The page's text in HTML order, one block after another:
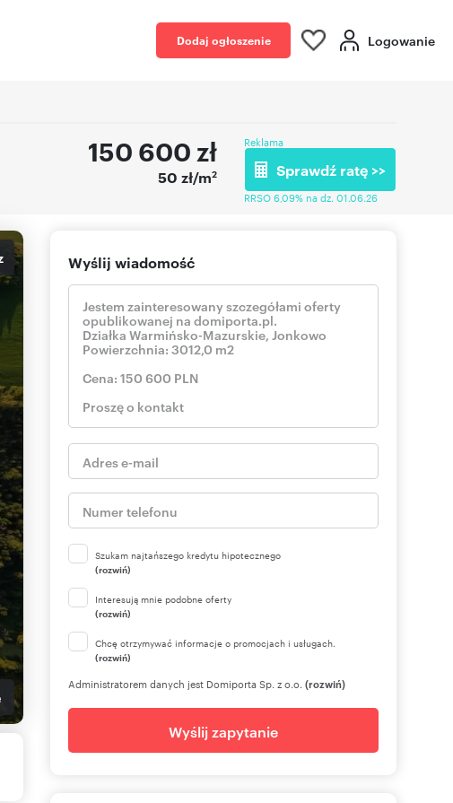
Dodaj ogłoszenie Logowanie
150 600 zł
50 zł/m2
Reklama
Sprawdź ratę >>
RRSO 6,09% na dz. 01.06.26
Wyślij wiadomość
Szukam najtańszego kredytu hipotecznego
(rozwiń)
Interesują mnie podobne oferty
(rozwiń)
Chcę otrzymywać informacje o promocjach i usługach.
(rozwiń)
Administratorem danych jest Domiporta Sp. z o.o. (rozwiń)
Wyślij zapytanie